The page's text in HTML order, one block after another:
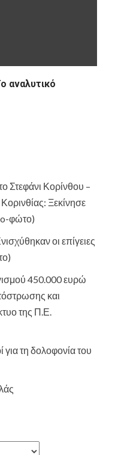
αναλυτικό
Στεφάνι Κορίνθου –
Ξεκίνησε
φώτο)
οι επίγειες
450.000 ευρώ
και
της Π.Ε.
για τη δολοφονία του